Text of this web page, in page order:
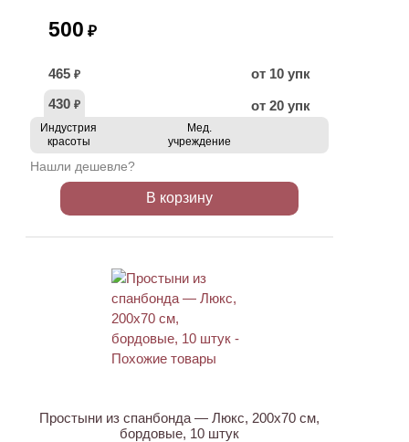
500 ₽
465 ₽
от 10 упк
430 ₽ от 20 упк
Индустрия
красоты
Мед.
учреждение
Нашли дешевле?
В корзину
Простыни из спанбонда — Люкс, 200х70 см,
бордовые, 10 штук